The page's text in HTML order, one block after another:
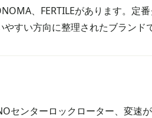
、FERTILEがあります。定
すい方向に整理されたブランド
センターロックローター、変速